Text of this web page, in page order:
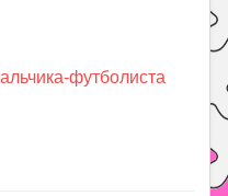
футболиста